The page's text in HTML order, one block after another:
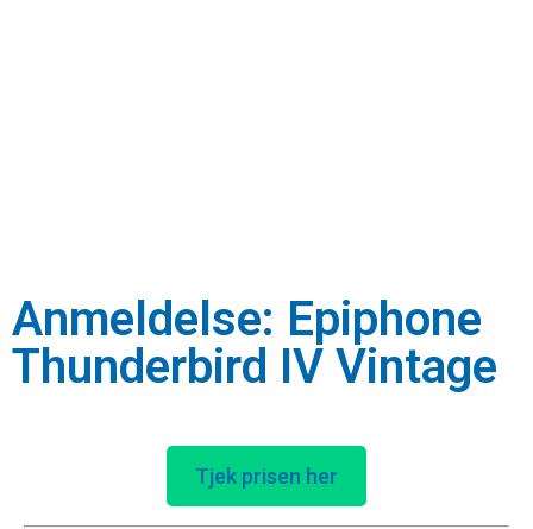
Anmeldelse: Epiphone
Thunderbird IV Vintage
Tjek prisen her